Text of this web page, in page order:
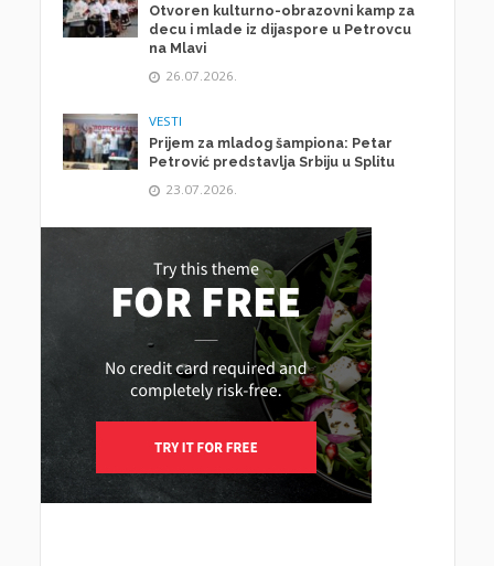
Otvoren kulturno-obrazovni kamp za
decu i mlade iz dijaspore u Petrovcu
na Mlavi
26.07.2026.
VESTI
Prijem za mladog šampiona: Petar
Petrović predstavlja Srbiju u Splitu
23.07.2026.